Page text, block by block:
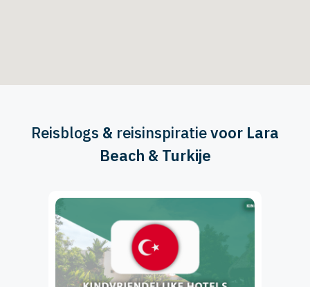
Reisblogs & reisinspiratievoor Lara
Beach & Turkije